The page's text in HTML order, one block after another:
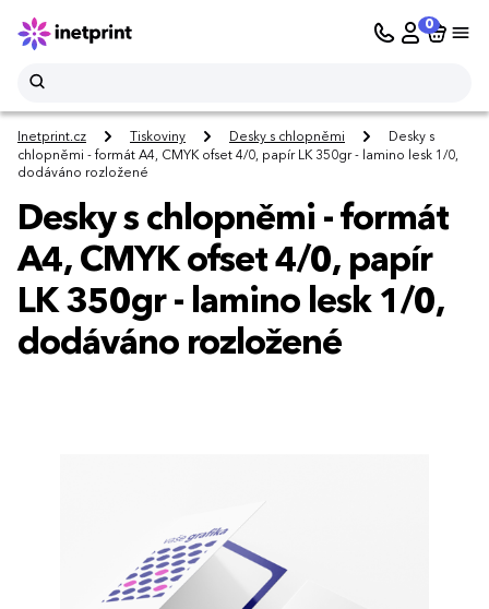
0
Inetprint.cz Tiskoviny Desky s chlopněmi
Desky s
chlopněmi - formát A4, CMYK ofset 4/0, papír LK 350gr - lamino lesk 1/0,
dodáváno rozložené
Desky s chlopněmi - formát
A4, CMYK ofset 4/0, papír
LK 350gr - lamino lesk 1/0,
dodáváno rozložené